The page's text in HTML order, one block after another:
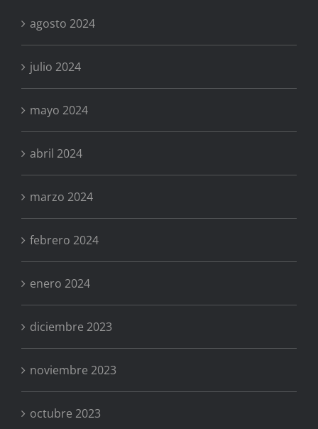
agosto 2024
julio 2024
mayo 2024
abril 2024
marzo 2024
febrero 2024
enero 2024
diciembre 2023
noviembre 2023
octubre 2023